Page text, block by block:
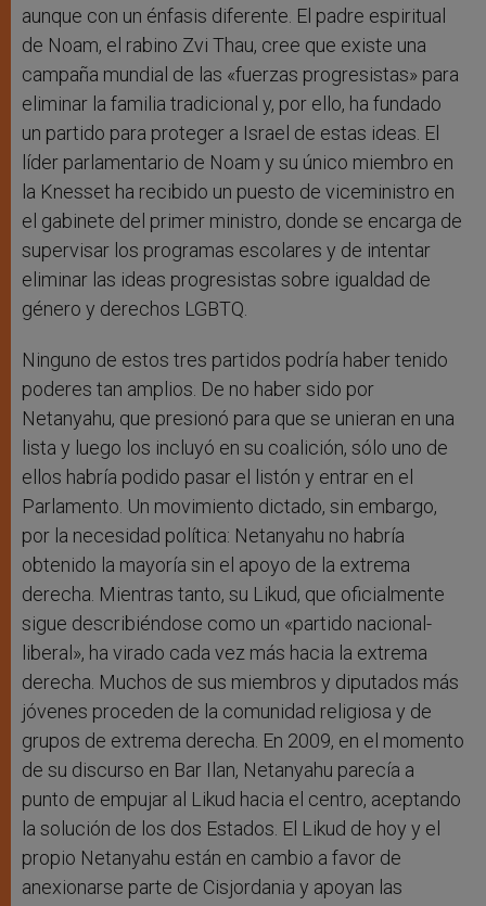
aunque con un énfasis diferente. El padre espiritual
de Noam, el rabino Zvi Thau, cree que existe una
campaña mundial de las «fuerzas progresistas» para
eliminar la familia tradicional y, por ello, ha fundado
un partido para proteger a Israel de estas ideas. El
líder parlamentario de Noam y su único miembro en
la Knesset ha recibido un puesto de viceministro en
el gabinete del primer ministro, donde se encarga de
supervisar los programas escolares y de intentar
eliminar las ideas progresistas sobre igualdad de
género y derechos LGBTQ.
Ninguno de estos tres partidos podría haber tenido
poderes tan amplios. De no haber sido por
Netanyahu, que presionó para que se unieran en una
lista y luego los incluyó en su coalición, sólo uno de
ellos habría podido pasar el listón y entrar en el
Parlamento. Un movimiento dictado, sin embargo,
por la necesidad política: Netanyahu no habría
obtenido la mayoría sin el apoyo de la extrema
derecha. Mientras tanto, su Likud, que oficialmente
sigue describiéndose como un «partido nacional-
liberal», ha virado cada vez más hacia la extrema
derecha. Muchos de sus miembros y diputados más
jóvenes proceden de la comunidad religiosa y de
grupos de extrema derecha. En 2009, en el momento
de su discurso en Bar Ilan, Netanyahu parecía a
punto de empujar al Likud hacia el centro, aceptando
la solución de los dos Estados. El Likud de hoy y el
propio Netanyahu están en cambio a favor de
anexionarse parte de Cisjordania y apoyan las